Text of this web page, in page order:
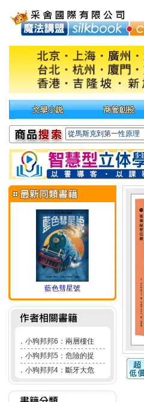
藍色彗星號
． 小狗邦邦6：兩層樓住
． 小狗邦邦5：危險的捉
． 小狗邦邦4：斷牙大危